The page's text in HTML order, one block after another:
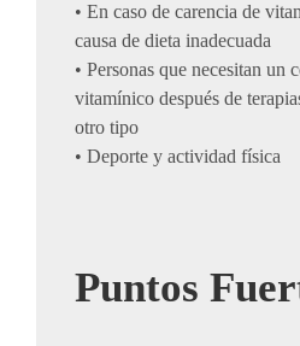
• En caso de carencia de
causa de dieta inadecuada
• Personas que necesitan un
vitamínico después de
otro tipo
• Deporte y actividad física
Puntos